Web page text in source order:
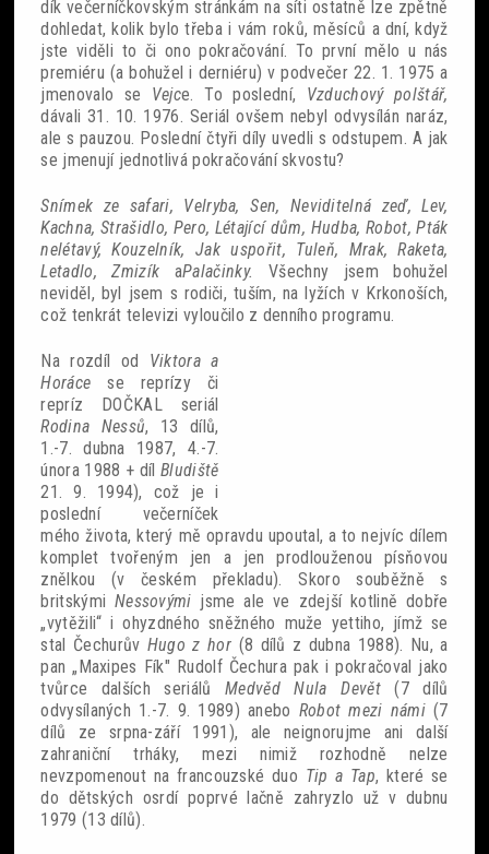
dík večerníčkovským stránkám na síti ostatně lze zpětně
dohledat, kolik bylo třeba i vám roků, měsíců a dní, když
jste viděli to či ono pokračování. To první mělo u nás
premiéru (a bohužel i derniéru) v podvečer 22. 1. 1975 a
jmenovalo se Vejce. To poslední, Vzduchový polštář,
dávali 31. 10. 1976. Seriál ovšem nebyl odvysílán naráz,
ale s pauzou. Poslední čtyři díly uvedli s odstupem. A jak
se jmenují jednotlivá pokračování skvostu?
Snímek ze safari, Velryba, Sen, Neviditelná zeď, Lev,
Kachna, Strašidlo, Pero, Létající dům, Hudba, Robot, Pták
nelétavý, Kouzelník, Jak uspořit, Tuleň, Mrak, Raketa,
Letadlo, Zmizík aPalačinky. Všechny jsem bohužel
neviděl, byl jsem s rodiči, tuším, na lyžích v Krkonoších,
což tenkrát televizi vyloučilo z denního programu.
Na rozdíl od Viktora a
Horáce se reprízy či
repríz DOČKAL seriál
Rodina Nessů, 13 dílů,
1.-7. dubna 1987, 4.-7.
února 1988 + dílBludiště
21. 9. 1994), což je i
poslední večerníček
mého života, který mě opravdu upoutal, a to nejvíc dílem
komplet tvořeným jen a jen prodlouženou písňovou
znělkou (v českém překladu). Skoro souběžně s
britskými Nessovými jsme ale ve zdejší kotlině dobře
„vytěžili“ i ohyzdného sněžného muže yettiho, jímž se
stal Čechurův Hugo z hor (8 dílů z dubna 1988). Nu, a
pan „Maxipes Fík" Rudolf Čechura pak i pokračoval jako
tvůrce dalších seriálůMedvěd Nula Devět(7 dílů
odvysílaných 1.-7. 9. 1989) anebo Robot mezi námi(7
dílů ze srpna-září 1991), ale neignorujme ani další
zahraniční trháky, mezi nimiž rozhodně nelze
nevzpomenout na francouzské duo Tip a Tap, které se
do dětských osrdí poprvé lačně zahryzlo už v dubnu
1979 (13 dílů).